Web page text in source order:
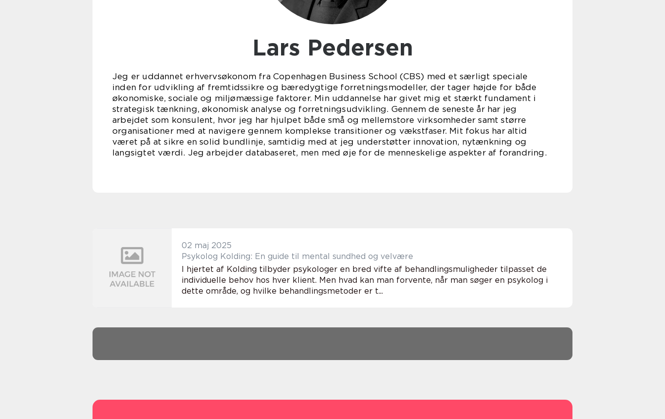
Lars Pedersen
Jeg er uddannet erhvervsøkonom fra Copenhagen Business School (CBS) med et særligt speciale
inden for udvikling af fremtidssikre og bæredygtige forretningsmodeller, der tager højde for både
økonomiske, sociale og miljømæssige faktorer. Min uddannelse har givet mig et stærkt fundament i
strategisk tænkning, økonomisk analyse og forretningsudvikling. Gennem de seneste år har jeg
arbejdet som konsulent, hvor jeg har hjulpet både små og mellemstore virksomheder samt større
organisationer med at navigere gennem komplekse transitioner og vækstfaser. Mit fokus har altid
været på at sikre en solid bundlinje, samtidig med at jeg understøtter innovation, nytænkning og
langsigtet værdi. Jeg arbejder databaseret, men med øje for de menneskelige aspekter af forandring.
02 maj 2025
Psykolog Kolding: En guide til mental sundhed og velvære
I hjertet af Kolding tilbyder psykologer en bred vifte af behandlingsmuligheder tilpasset de
individuelle behov hos hver klient. Men hvad kan man forvente, når man søger en psykolog i
dette område, og hvilke behandlingsmetoder er t...